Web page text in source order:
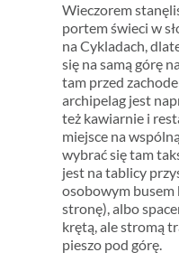
Wieczorem
portem świeci w
na Cykladach,
się na samą górę
tam przed
archipelag jest
też kawiarnie i
miejsce na
wybrać się tam
jest na tablicy
osobowym busem
stronę), albo
krętą, ale stromą
pieszo pod górę.